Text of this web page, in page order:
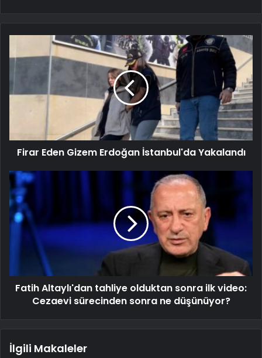
Firar Eden Gizem Erdoğan İstanbul'da Yakalandı
Fatih Altaylı'dan tahliye olduktan sonra ilk video:
Cezaevi sürecinden sonra ne düşünüyor?
İlgili Makaleler